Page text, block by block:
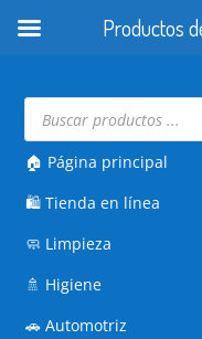
Búsqueda
productos
🏠 Página principal
🛍️Tienda en línea
🧼 Limpieza
🚿 Higiene
🚗Automotriz
Productos